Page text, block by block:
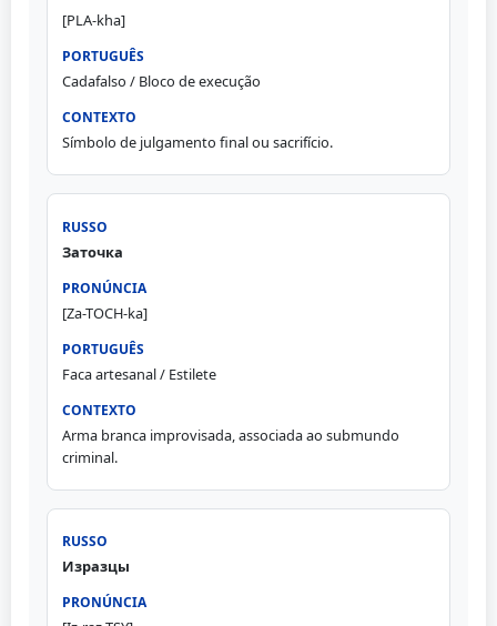
[PLA-kha]
Cadafalso / Bloco de execução
Símbolo de julgamento final ou sacrifício.
Заточка
[Za-TOCH-ka]
Faca artesanal / Estilete
Arma branca improvisada, associada ao submundo
criminal.
Изразцы